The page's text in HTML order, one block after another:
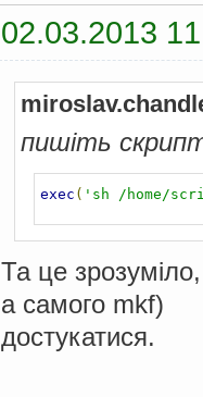
02.03.2013
пишіть
exec ( 'sh /home/
Та це
а самого mkf)
достукатися.